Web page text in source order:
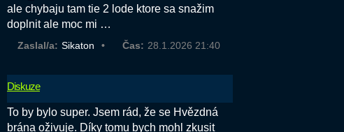
ale chybaju tam tie 2 lode ktore sa snažim
doplnit ale moc mi …
Zaslal/a: Sikaton Čas: 28.1.2026 21:40
Diskuze
To by bylo super. Jsem rád, že se Hvězdná
brána oživuje. Díky tomu bych mohl zkusit